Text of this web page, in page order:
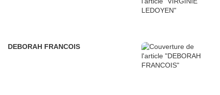
DEBORAH FRANCOIS